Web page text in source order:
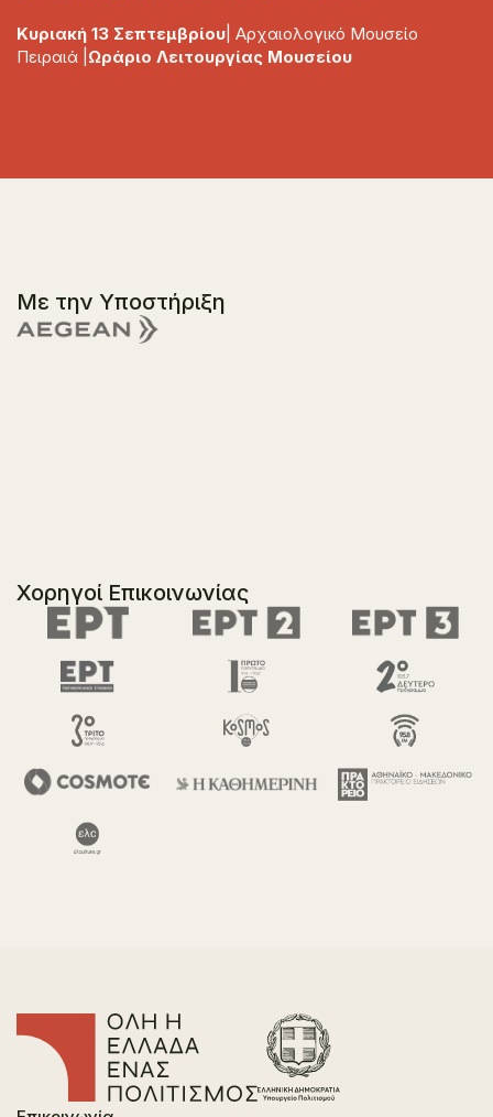
Κυριακή 13 Σεπτεμβρίου | Αρχαιολογικό Μουσείο
Πειραιά | Ωράριο Λειτουργίας Μουσείου
Με την Υποστήριξη
Χορηγοί Επικοινωνίας